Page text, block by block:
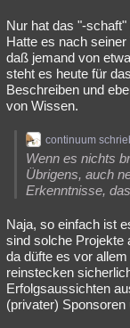
Musik Clash
Übersichten
Besucht
Lesenswert
Nur hat das "-
Hatte es nach
daß jemand von
steht es heute für
Beschreiben und
von Wissen.
continuum
Wenn es nichts
Übrigens, auch
Erkenntnisse,
Naja, so einfach ist
sind solche Projekte
da düfte es vor
reinstecken
Erfolgsaussichten
(privater)